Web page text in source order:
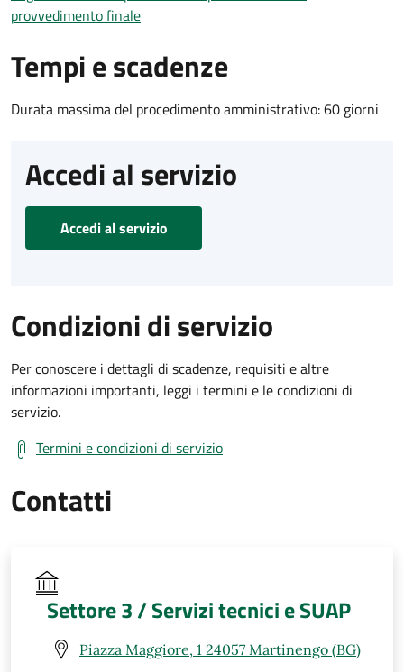
provvedimento finale
Tempi e scadenze
Durata massima del procedimento amministrativo: 60 giorni
Accedi al servizio
Accedi al servizio
Condizioni di servizio
Per conoscere i dettagli di scadenze, requisiti e altre
informazioni importanti, leggi i termini e le condizioni di
servizio.
Termini e condizioni di servizio
Contatti
Settore 3 / Servizi tecnici e SUAP
Piazza Maggiore, 1 24057 Martinengo (BG)